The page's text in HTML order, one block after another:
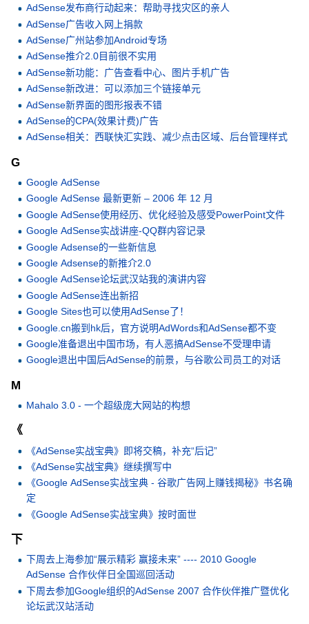
AdSense发布商行动起来：帮助寻找灾区的亲人
AdSense广告收入网上捐款
AdSense广州站参加Android专场
AdSense推介2.0目前很不实用
AdSense新功能：广告查看中心、图片手机广告
AdSense新改进：可以添加三个链接单元
AdSense新界面的图形报表不错
AdSense的CPA(效果计费)广告
AdSense相关：西联快汇实践、减少点击区域、后台管理样式
G
Google AdSense
Google AdSense 最新更新 – 2006 年 12 月
Google AdSense使用经历、优化经验及感受PowerPoint文件
Google AdSense实战讲座-QQ群内容记录
Google Adsense的一些新信息
Google Adsense的新推介2.0
Google AdSense论坛武汉站我的演讲内容
Google AdSense连出新招
Google Sites也可以使用AdSense了！
Google.cn搬到hk后，官方说明AdWords和AdSense都不变
Google准备退出中国市场，有人恶搞AdSense不受理申请
Google退出中国后AdSense的前景，与谷歌公司员工的对话
M
Mahalo 3.0 - 一个超级庞大网站的构想
《
《AdSense实战宝典》即将交稿，补充“后记”
《AdSense实战宝典》继续撰写中
《Google AdSense实战宝典 - 谷歌广告网上赚钱揭秘》书名确
定
《Google AdSense实战宝典》按时面世
下
下周去上海参加“展示精彩 赢接未来” ---- 2010 Google
AdSense 合作伙伴日全国巡回活动
下周去参加Google组织的AdSense 2007 合作伙伴推广暨优化
论坛武汉站活动